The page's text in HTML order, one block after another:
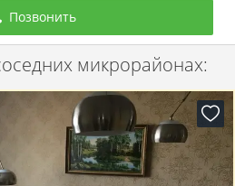
Позвонить
микрорайонах: